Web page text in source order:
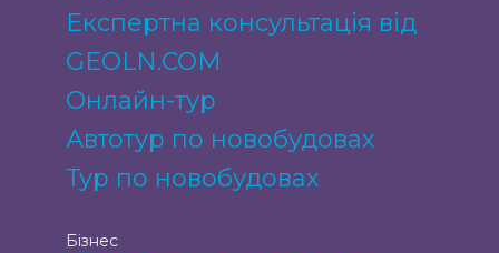
Експертна консультація від
GEOLN.COM
Онлайн-тур
Автотур по новобудовах
Тур по новобудовах
Бізнес